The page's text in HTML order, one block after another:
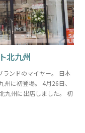
北九州
ランドのマイヤー。 日本
に初登場。 4月26日、
九州に出店しました。 初